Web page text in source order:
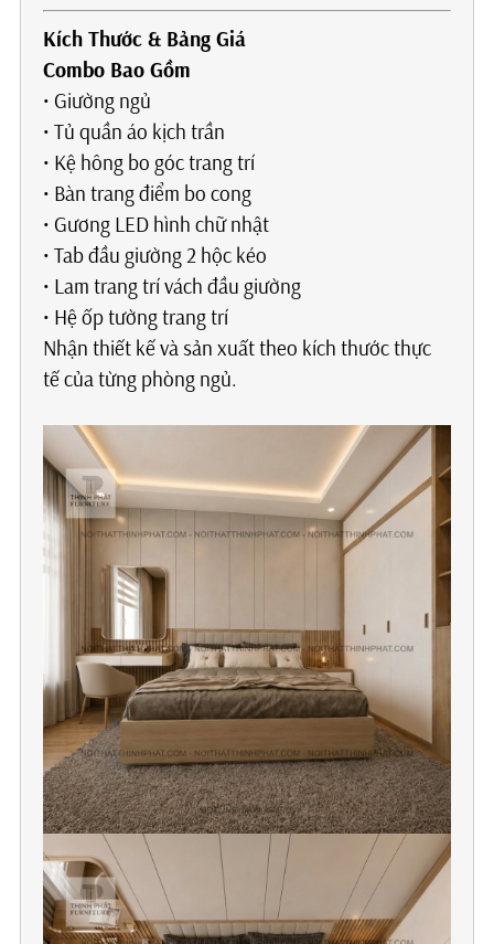
Kích Thước & Bảng Giá
Combo Bao Gồm
• Giường ngủ
• Tủ quần áo kịch trần
• Kệ hông bo góc trang trí
• Bàn trang điểm bo cong
• Gương LED hình chữ nhật
• Tab đầu giường 2 hộc kéo
• Lam trang trí vách đầu giường
• Hệ ốp tường trang trí
Nhận thiết kế và sản xuất theo kích thước thực
tế của từng phòng ngủ.